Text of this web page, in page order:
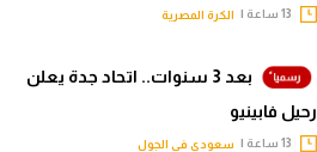
الكرة المصرية
بعد 3 سنوات.. اتحاد جدة يعلن
رحيل فابينيو
سعودي في الجول